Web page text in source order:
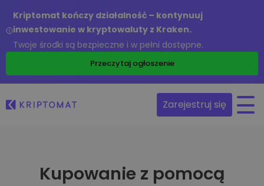
Kriptomat kończy działalność – kontynuuj
inwestowanie w kryptowaluty z Kraken.
Twoje środki są bezpieczne i w pełni dostępne.
Przeczytaj ogłoszenie
Zarejestruj się
Kupowanie z pomocą